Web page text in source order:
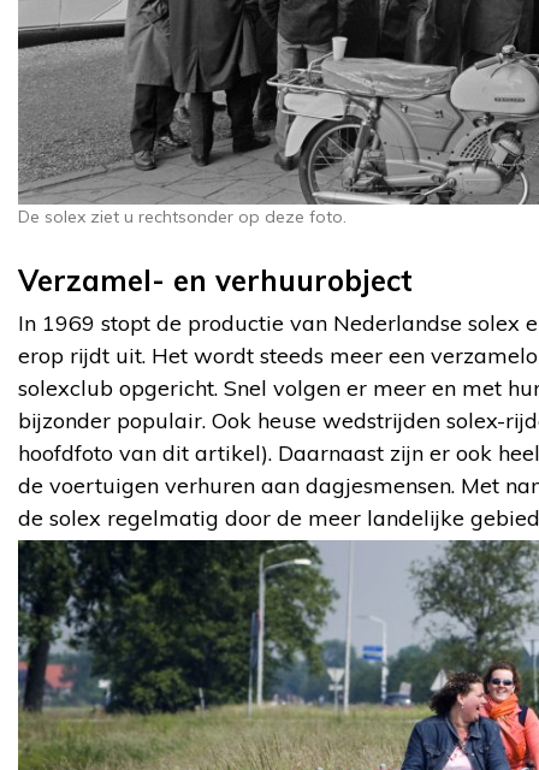
De solex ziet u rechtsonder op deze foto.
Verzamel- en verhuurobject
In 1969 stopt de productie van Nederlandse solex
erop rijdt uit. Het wordt steeds meer een
solexclub opgericht. Snel volgen er meer en met
bijzonder populair. Ook heuse wedstrijden solex-
hoofdfoto van dit artikel). Daarnaast zijn er ook
de voertuigen verhuren aan dagjesmensen. Met
de solex regelmatig door de meer landelijke